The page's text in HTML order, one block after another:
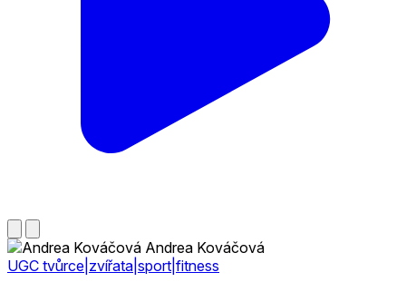
Andrea Kováčová
UGC tvůrce|zvířata|sport|fitness